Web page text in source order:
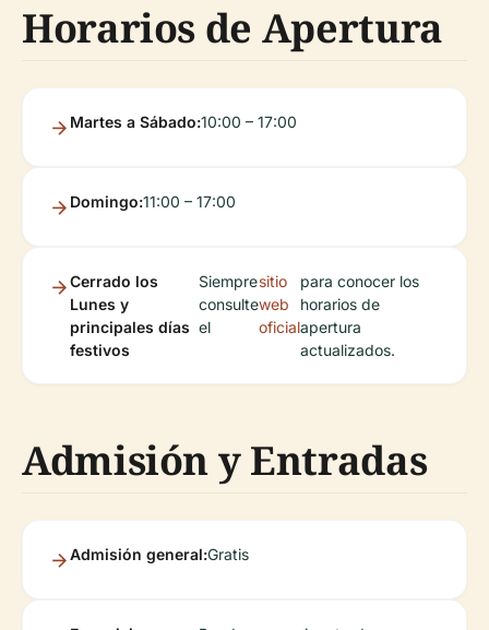
Horarios de Apertura
Martes a Sábado:10:00 – 17:00
Domingo:11:00 – 17:00
Cerrado los
Lunes y
principales días
festivos
Siempre
consulte
el
sitio
web
oficial
para conocer los
horarios de
apertura
actualizados.
Admisión y Entradas
Admisión general:Gratis